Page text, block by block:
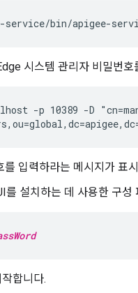
service/bin/apigee-
시스템 관리자 비밀번호
-p 10389 -D
입력하라는 메시지가 표
설치하는 데 사용한 구성
합니다.